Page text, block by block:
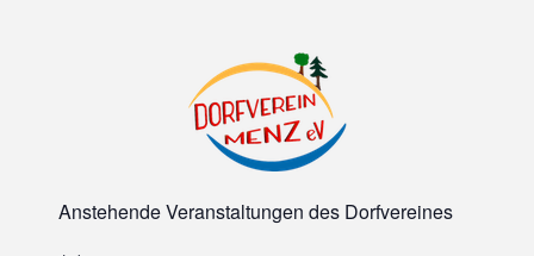
liest
unter
Apfelbäumen"
Anstehende Veranstaltungen des Dorfvereines